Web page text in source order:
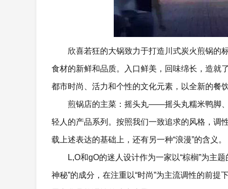
欣喜若狂的大锅致力于打造川式炭火煎锅的
食材的新鲜和品质。入口鲜美，回味绵长，造就
都市时尚、活力和个性的文化元素，以全新的餐
煎锅店的主菜：摇头丸——摇头丸糯米鸭脚
轻人的产品系列。按照我们一致追求的风格，
载上述表达的基础上，还有另一种“浪漫”的含义。
L,O和gO的迷人设计作为一家以“棕榈”为主
神秘”的成分，在注重以“时尚”为主流调性的前